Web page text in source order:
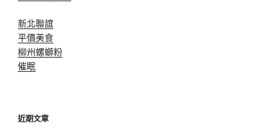
新北聯誼
平價美食
柳州螺螄粉
催眠
近期文章